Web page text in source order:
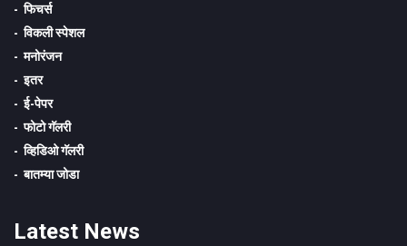
फिचर्स
विकली स्पेशल
मनोरंजन
इतर
ई-पेपर
फोटो गॅलरी
व्हिडिओ गॅलरी
बातम्या जोडा
Latest News